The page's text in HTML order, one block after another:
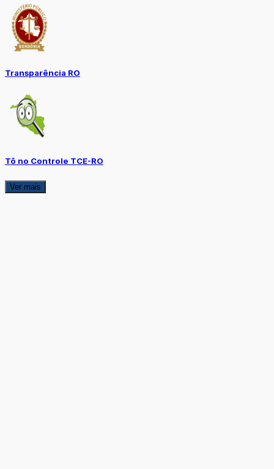
Transparência RO
Tô no Controle TCE-RO
Ver mais